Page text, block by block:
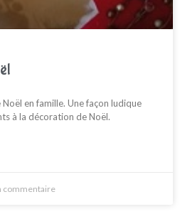
en famille. Une façon ludique
à la décoration de Noël.
commentaire